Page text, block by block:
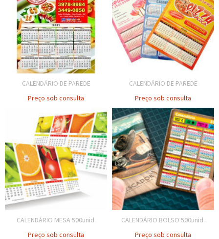
CALENDÁRIO DE PAREDE
Preço sob consulta
CALENDÁRIO DE PAREDE
Preço sob consulta
CALENDÁRIO MESA 500unid.
Preço sob consulta
CALENDÁRIO BOLSO 500unid.
Preço sob consulta